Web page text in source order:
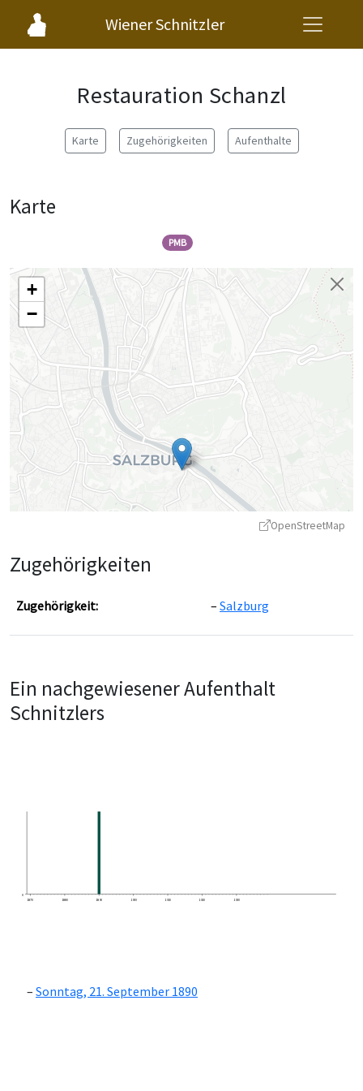
Wiener Schnitzler
Restauration Schanzl
Karte Zugehörigkeiten Aufenthalte
Karte
PMB
+
−
OpenStreetMap
Zugehörigkeiten
Zugehörigkeit: Salzburg
Ein nachgewiesener Aufenthalt
Schnitzlers
0
1870
1880 1890 1900 1910 1920 1930
Sonntag, 21. September 1890